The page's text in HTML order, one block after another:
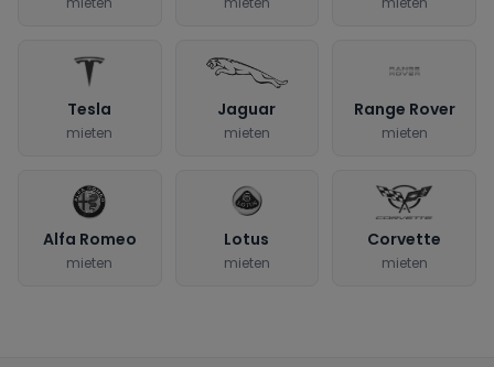
Tesla
mieten
Jaguar
mieten
Range Rover
mieten
Alfa Romeo
mieten
Lotus
mieten
Corvette
mieten